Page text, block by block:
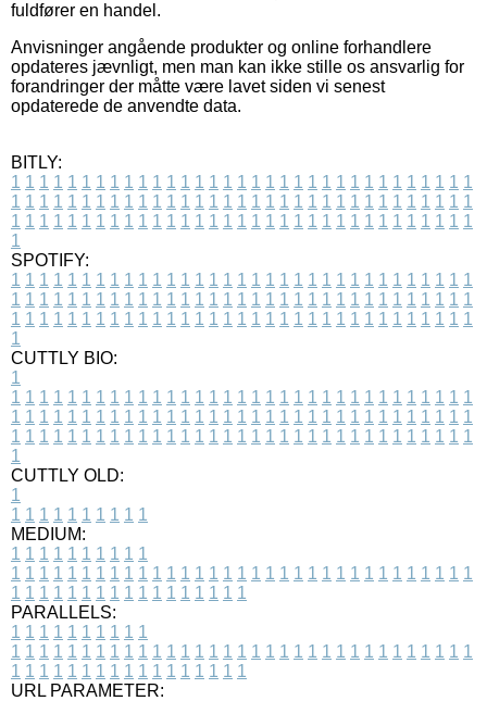
fuldfører en handel.
Anvisninger angående produkter og online forhandlere
opdateres jævnligt, men man kan ikke stille os ansvarlig for
forandringer der måtte være lavet siden vi senest
opdaterede de anvendte data.
BITLY:
1 1 1 1 1 1 1 1 1 1 1 1 1 1 1 1 1 1 1 1 1 1 1 1 1 1 1 1 1 1 1 1 1
1 1 1 1 1 1 1 1 1 1 1 1 1 1 1 1 1 1 1 1 1 1 1 1 1 1 1 1 1 1 1 1 1
1 1 1 1 1 1 1 1 1 1 1 1 1 1 1 1 1 1 1 1 1 1 1 1 1 1 1 1 1 1 1 1 1
1
SPOTIFY:
1 1 1 1 1 1 1 1 1 1 1 1 1 1 1 1 1 1 1 1 1 1 1 1 1 1 1 1 1 1 1 1 1
1 1 1 1 1 1 1 1 1 1 1 1 1 1 1 1 1 1 1 1 1 1 1 1 1 1 1 1 1 1 1 1 1
1 1 1 1 1 1 1 1 1 1 1 1 1 1 1 1 1 1 1 1 1 1 1 1 1 1 1 1 1 1 1 1 1
1
CUTTLY BIO:
1
1 1 1 1 1 1 1 1 1 1 1 1 1 1 1 1 1 1 1 1 1 1 1 1 1 1 1 1 1 1 1 1 1
1 1 1 1 1 1 1 1 1 1 1 1 1 1 1 1 1 1 1 1 1 1 1 1 1 1 1 1 1 1 1 1 1
1 1 1 1 1 1 1 1 1 1 1 1 1 1 1 1 1 1 1 1 1 1 1 1 1 1 1 1 1 1 1 1 1
1
CUTTLY OLD:
1
1 1 1 1 1 1 1 1 1 1
MEDIUM:
1 1 1 1 1 1 1 1 1 1
1 1 1 1 1 1 1 1 1 1 1 1 1 1 1 1 1 1 1 1 1 1 1 1 1 1 1 1 1 1 1 1 1
1 1 1 1 1 1 1 1 1 1 1 1 1 1 1 1 1
PARALLELS:
1 1 1 1 1 1 1 1 1 1
1 1 1 1 1 1 1 1 1 1 1 1 1 1 1 1 1 1 1 1 1 1 1 1 1 1 1 1 1 1 1 1 1
1 1 1 1 1 1 1 1 1 1 1 1 1 1 1 1 1
URL PARAMETER: